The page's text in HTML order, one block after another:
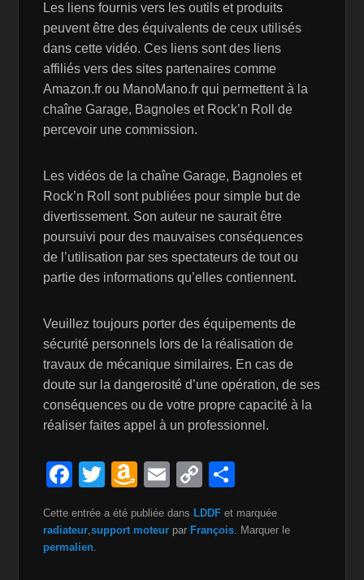
Les liens fournis vers les outils et produits
peuvent être des équivalents de ceux utilisés
dans cette vidéo. Ces liens sont des liens
affiliés vers des sites partenaires comme
Amazon.fr ou ManoMano.fr qui permettent à la
chaîne Garage, Bagnoles et Rock’n Roll de
percevoir une commission.
Les vidéos de la chaîne Garage, Bagnoles et
Rock’n Roll sont publiées pour simple but de
divertissement. Son auteur ne saurait être
poursuivi pour des mauvaises conséquences
de l’utilisation par ses spectateurs de tout ou
partie des informations qu’elles contiennent.
Veuillez toujours porter des équipements de
sécurité personnels lors de la réalisation de
travaux de mécanique similaires. En cas de
doute sur la dangerosité d’une opération, de ses
conséquences ou de votre propre capacité à la
réaliser faites appel à un professionnel.
F
c
e
T
wi
tt
A
m
a
E
m
ail
C
o
p
ta
Cette entrée a été publiée dans LDDF et marquée
radiateur,support moteur par François. Marquer le
permalien.